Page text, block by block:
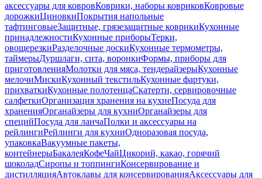
аксессуары для ковровКоврики, наборы ковриковКовровые
дорожкиЦиновкиПокрытия напольные
тафтинговыеЗащитные, грязезащитные коврикиКухонные
принадлежностиКухонные приборыТерки,
овощерезкиРазделочные доскиКухонные термометры,
таймерыДуршлаги, сита, воронкиФормы, приборы для
приготовленияМолотки для мяса, тендерайзерыКухонные
мелочиМискиКухонный текстильКухонные фартуки,
прихваткиКухонные полотенцаСкатерти, сервировочные
салфеткиОрганизация хранения на кухнеПосуда для
храненияОрганайзеры для кухниОрганайзеры для
специйПосуда для ланчаПолки и аксессуары на
рейлингиРейлинги для кухниОдноразовая посуда,
упаковкаВакуумные пакеты,
контейнерыБакалеяКофеЧайЦикорий, какао, горячий
шоколадСиропы и топпингиКонсервирование и
дистилляцияАвтоклавы для консервированияАксессуары для